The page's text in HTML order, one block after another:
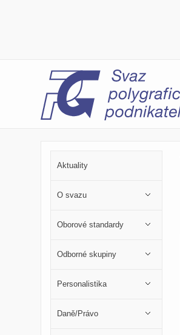
Aktuality
O svazu
Oborové standardy
Odborné skupiny
Personalistika
Daně/Právo